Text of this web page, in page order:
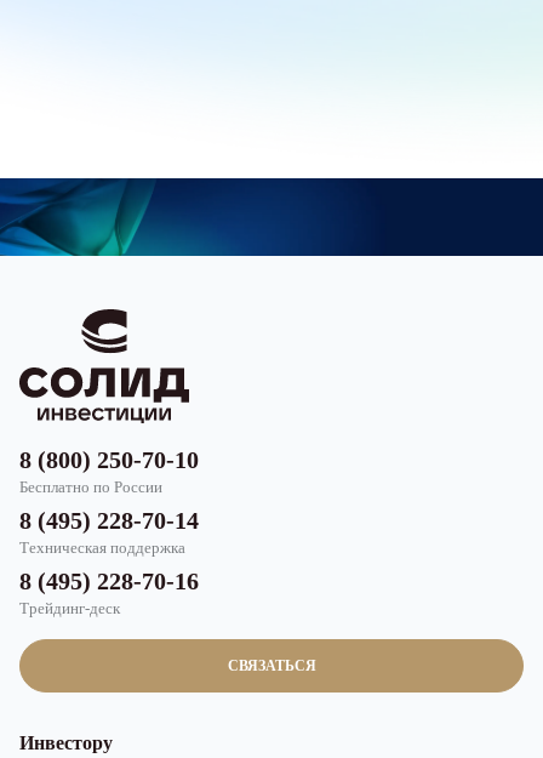
СВЯЗАТЬСЯ
8 (800) 250-70-10
Бесплатно по России
8 (495) 228-70-14
Техническая поддержка
8 (495) 228-70-16
Трейдинг-деск
Инвестору